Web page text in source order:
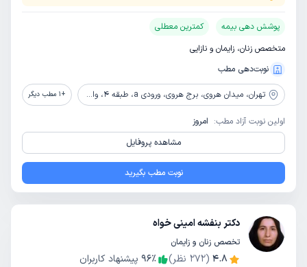
پوشش دهی بیمه
کمترین معطلی
متخصص زنان، زایمان و نازایی
نوبت‌دهی مطب
تهران، میدان هروی، برج هروی، ورودی a، طبقه 4، واحد 404 +
1 مطب دیگر
اولین نوبت آزاد مطب: امروز
مشاهده پروفایل
نوبت مطب بگیرید
دکتر بنفشه امینی خواه
تخصص زنان و زایمان
4.8
(
272 نظر) 96٪
پیشنهاد کاربران